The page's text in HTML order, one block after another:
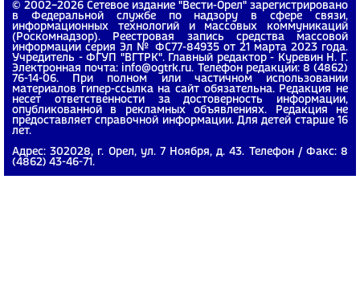
© 2002−2026 Сетевое издание "Вести-Орел" зарегистрировано
в Федеральной службе по надзору в сфере связи,
информационных технологий и массовых коммуникаций
(Роскомнадзор). Реестровая запись средства массовой
информации серия Эл № ФС77-84935 от 21 марта 2023 года.
Учредитель - ФГУП "ВГТРК". Главный редактор - Куревин Н. Г.
Электронная почта: info@ogtrk.ru. Телефон редакции: 8 (4862)
76-14-06. При полном или частичном использовании
материалов гипер-ссылка на сайт обязательна. Редакция не
несет ответственности за достоверность информации,
опубликованной в рекламных объявлениях. Редакция не
предоставляет справочной информации. Для детей старше 16
лет.
Адрес: 302028, г. Орел, ул. 7 Ноября, д. 43. Телефон / Факс: 8
(4862) 43-46-71.